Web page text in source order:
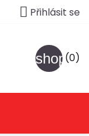
 Přihlásit se
(0)